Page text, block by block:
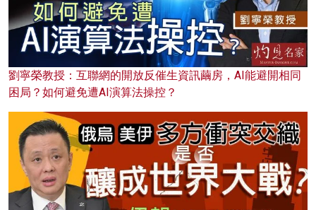
劉寧榮教授：互聯網的開放反催生資訊繭房，AI能避開相同
困局？如何避免遭AI演算法操控？